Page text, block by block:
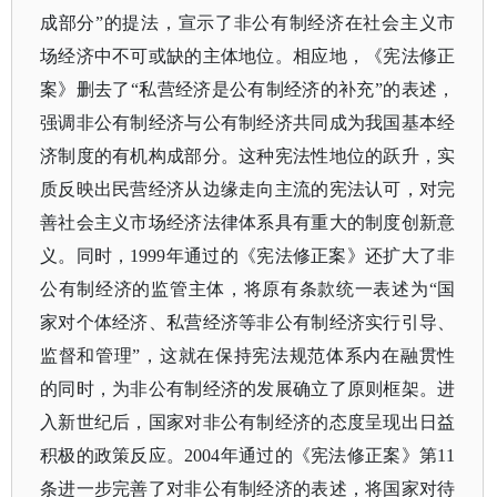
成部分”的提法，宣示了非公有制经济在社会主义市
场经济中不可或缺的主体地位。相应地，《宪法修正
案》删去了“私营经济是公有制经济的补充”的表述，
强调非公有制经济与公有制经济共同成为我国基本经
济制度的有机构成部分。这种宪法性地位的跃升，实
质反映出民营经济从边缘走向主流的宪法认可，对完
善社会主义市场经济法律体系具有重大的制度创新意
义。同时，1999年通过的《宪法修正案》还扩大了非
公有制经济的监管主体，将原有条款统一表述为“国
家对个体经济、私营经济等非公有制经济实行引导、
监督和管理”，这就在保持宪法规范体系内在融贯性
的同时，为非公有制经济的发展确立了原则框架。进
入新世纪后，国家对非公有制经济的态度呈现出日益
积极的政策反应。2004年通过的《宪法修正案》第11
条进一步完善了对非公有制经济的表述，将国家对待